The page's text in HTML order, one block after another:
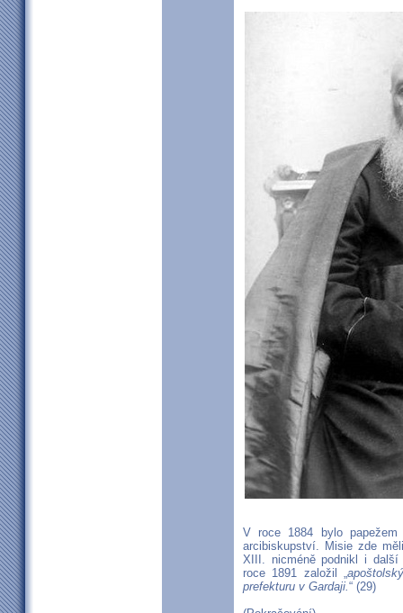
V roce 1884 bylo papežem
arcibiskupství. Misie zde
XIII. nicméně podnikl i
roce 1891 založil „
prefekturu v Gardaji.“ (29)